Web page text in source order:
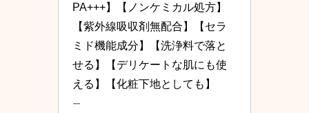
PA+++】【ノンケミカル処方】
【紫外線吸収剤無配合】【セラ
ミド機能成分】【洗浄料で落と
せる】【デリケートな肌にも使
える】【化粧下地としても】
ー